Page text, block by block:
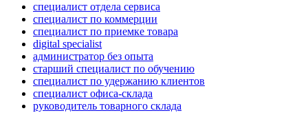
специалист отдела сервиса
специалист по коммерции
специалист по приемке товара
digital specialist
администратор без опыта
старший специалист по обучению
специалист по удержанию клиентов
специалист офиса-склада
руководитель товарного склада